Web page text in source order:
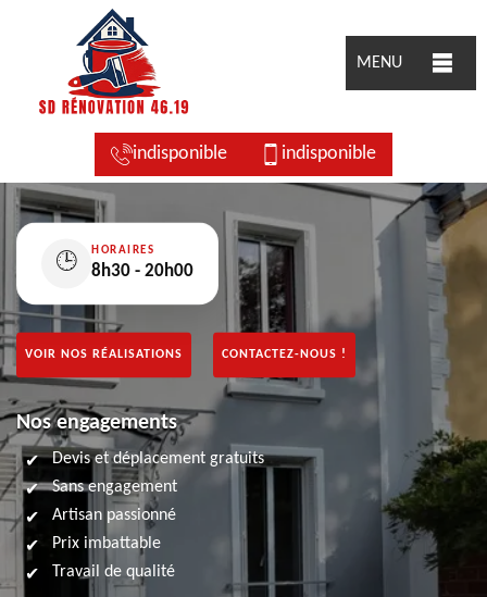
MENU
indisponible indisponible
🕒
HORAIRES
8h30 - 20h00
VOIR NOS RÉALISATIONS CONTACTEZ-NOUS !
Nos engagements
Devis et déplacement gratuits
Sans engagement
Artisan passionné
Prix imbattable
Travail de qualité